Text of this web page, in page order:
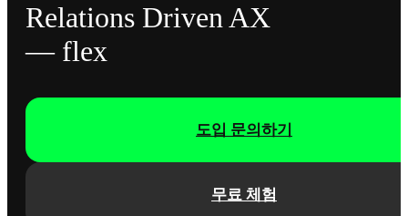
Relations Driven AX
— flex
무료 체험
도입 문의하기